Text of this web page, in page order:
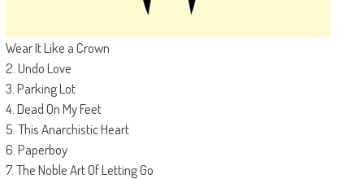
Wear It Like a Crown
2. Undo Love
3. Parking Lot
4. Dead On My Feet
5. This Anarchistic Heart
6. Paperboy
7. The Noble Art Of Letting Go